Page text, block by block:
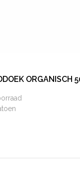
ORGANISCH